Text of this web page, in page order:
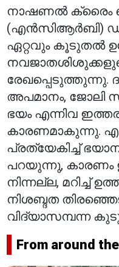
നാഷണൽ ക്രൈം
(എൻസിആർബി)
ഏറ്റവും കൂടുതൽ
രേഖപ്പെടുത്തുന്നു.
അപമാനം, ജോലി
ഭയം എന്നിവ
കാരണമാകുന്നു.
പ്രത്യേകിച്ച്
പറയുന്നു, കാരണം
നിന്നല്ല, മറിച്ച്
നിശബ്ദത
വിദ്യാസമ്പന്ന
From around